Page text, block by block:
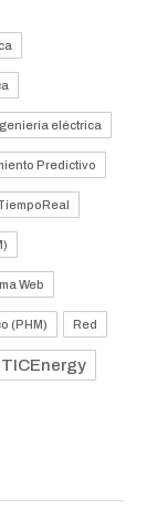
eléctrica
Predictivo
Web
(PHM) Red
TICEnergy